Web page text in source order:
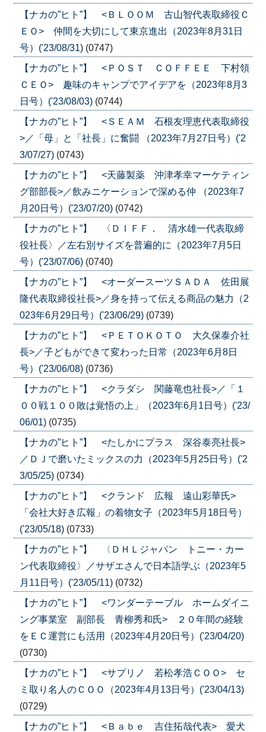
【ナカの”ヒト”】 <ＢＬＯＯＭ 古山智代表取締役Ｃ
ＥＯ> 仲間を大切にして東京進出（2023年8月31日
号）('23/08/31) (0747)
【ナカの”ヒト”】 <ＰＯＳＴ ＣＯＦＦＥＥ 下村領
ＣＥＯ> 趣味のキャンプでアイデアを（2023年8月3
日号）('23/08/03) (0744)
【ナカの”ヒト”】 <ＳＥＡＭ 石根友理恵代表取締役
>／「母」と「社長」に奮闘 （2023年7月27日号）('2
3/07/27) (0743)
【ナカの”ヒト”】 <天藤製薬 沖津孝幸マーケティン
グ部部長>／飲みニケーションで深める仲 （2023年7
月20日号）('23/07/20) (0742)
【ナカの”ヒト”】 〈ＤＩＦＦ． 清水雄一代表取締
役社長〉／左右別サイズを普遍的に（2023年7月5日
号）('23/07/06) (0740)
【ナカの”ヒト”】 <オーダースーツＳＡＤＡ 佐田展
隆代表取締役社長>／身を持って伝える商品の魅力（2
023年6月29日号）('23/06/29) (0739)
【ナカの”ヒト”】 <ＰＥＴＯＫＯＴＯ 大久保泰介社
長>／子どもができて変わった日常（2023年6月8日
号）('23/06/08) (0736)
【ナカの”ヒト”】 <クラダシ 関藤竜也社長>／「１
００戦１００敗は覚悟の上」（2023年6月1日号）('23/
06/01) (0735)
【ナカの”ヒト”】 <たしかにプラス 深谷泰亮社長>
／ＤＪで磨いたミックスの力（2023年5月25日号）('2
3/05/25) (0734)
【ナカの”ヒト”】 <クランド 広報 遠山彩華氏>
「会社大好き広報」の着物女子（2023年5月18日号）
('23/05/18) (0733)
【ナカの”ヒト”】 〈ＤＨＬジャパン トニー・カー
ン代表取締役〉／サザエさんで日本語学ぶ（2023年5
月11日号）('23/05/11) (0732)
【ナカの”ヒト”】 <ワンダーテーブル ホームダイニ
ング事業室 副部長 青柳秀和氏> ２０年間の経験
をＥＣ運営にも活用（2023年4月20日号）('23/04/20)
(0730)
【ナカの”ヒト”】 <サプリノ 若松孝浩ＣＯＯ> セ
ミ取り名人のＣＯＯ（2023年4月13日号）('23/04/13)
(0729)
【ナカの”ヒト”】 <Ｂａｂｅ 吉住拓哉代表> 愛犬